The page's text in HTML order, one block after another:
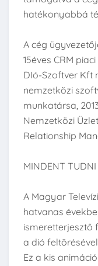
hatékonyabbá
A cég
15éves CRM
DIó-Szoftver Kft
nemzetközi
munkatársa,
Nemzetközi
Relationship
MINDENT
A Magyar
hatvanas
ismeretterjesztő
a dió
Ez a kis